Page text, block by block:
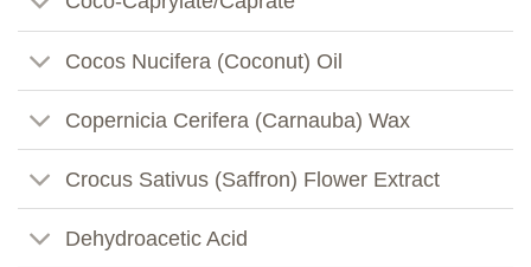
Cocos Nucifera (Coconut) Oil
Copernicia Cerifera (Carnauba) Wax
Crocus Sativus (Saffron) Flower Extract
Dehydroacetic Acid